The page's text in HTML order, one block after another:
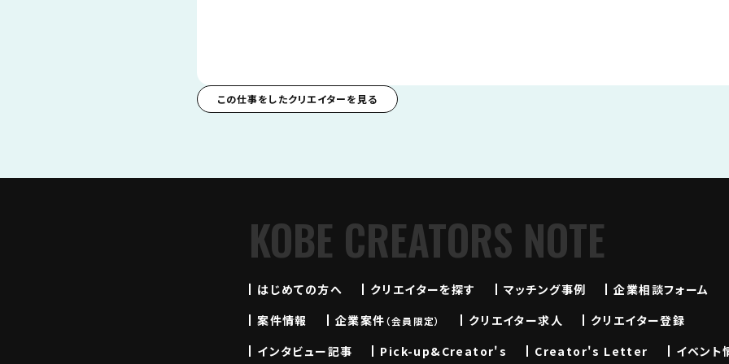
この仕事をしたクリエイターを見る
KOBE CREATORS NOTE
はじめての方へ クリエイターを探す マッチング事例
企業相談フォーム
案件情報
企業案件（会員限定） クリエイター求人
クリエイター登録
インタビュー記事
Pick-up&Creator's Creator's Letter イベント